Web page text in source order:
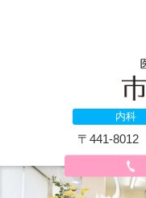
内科
〒441-8012